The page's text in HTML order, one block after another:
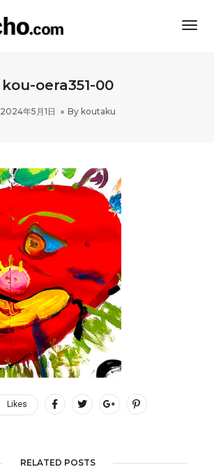
kou-oera351-00
2024年5月1日 By koutaku
Likes
RELATED POSTS